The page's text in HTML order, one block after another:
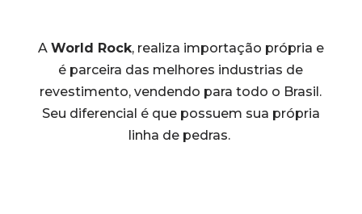
A World Rock, realiza importação própria e
é parceira das melhores industrias de
revestimento, vendendo para todo o Brasil.
Seu diferencial é que possuem sua própria
linha de pedras.